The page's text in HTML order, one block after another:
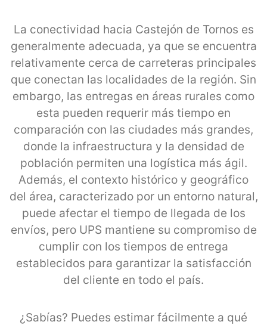
La conectividad hacia Castejón de Tornos es
generalmente adecuada, ya que se encuentra
relativamente cerca de carreteras principales
que conectan las localidades de la región. Sin
embargo, las entregas en áreas rurales como
esta pueden requerir más tiempo en
comparación con las ciudades más grandes,
donde la infraestructura y la densidad de
población permiten una logística más ágil.
Además, el contexto histórico y geográfico
del área, caracterizado por un entorno natural,
puede afectar el tiempo de llegada de los
envíos, pero UPS mantiene su compromiso de
cumplir con los tiempos de entrega
establecidos para garantizar la satisfacción
del cliente en todo el país.
¿Sabías? Puedes estimar fácilmente a qué